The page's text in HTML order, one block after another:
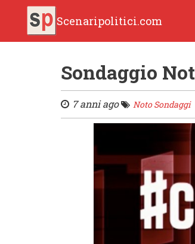
Scenaripolitici.com
Sondaggio
7 anni ago Noto Sondaggi